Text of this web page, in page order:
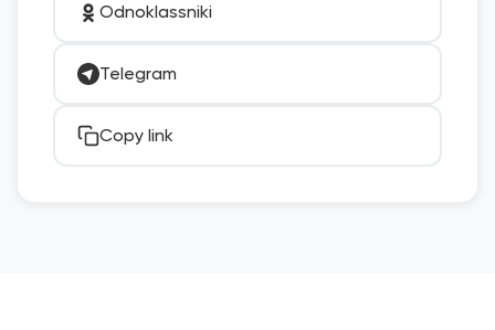
Odnoklassniki
Telegram
Copy link